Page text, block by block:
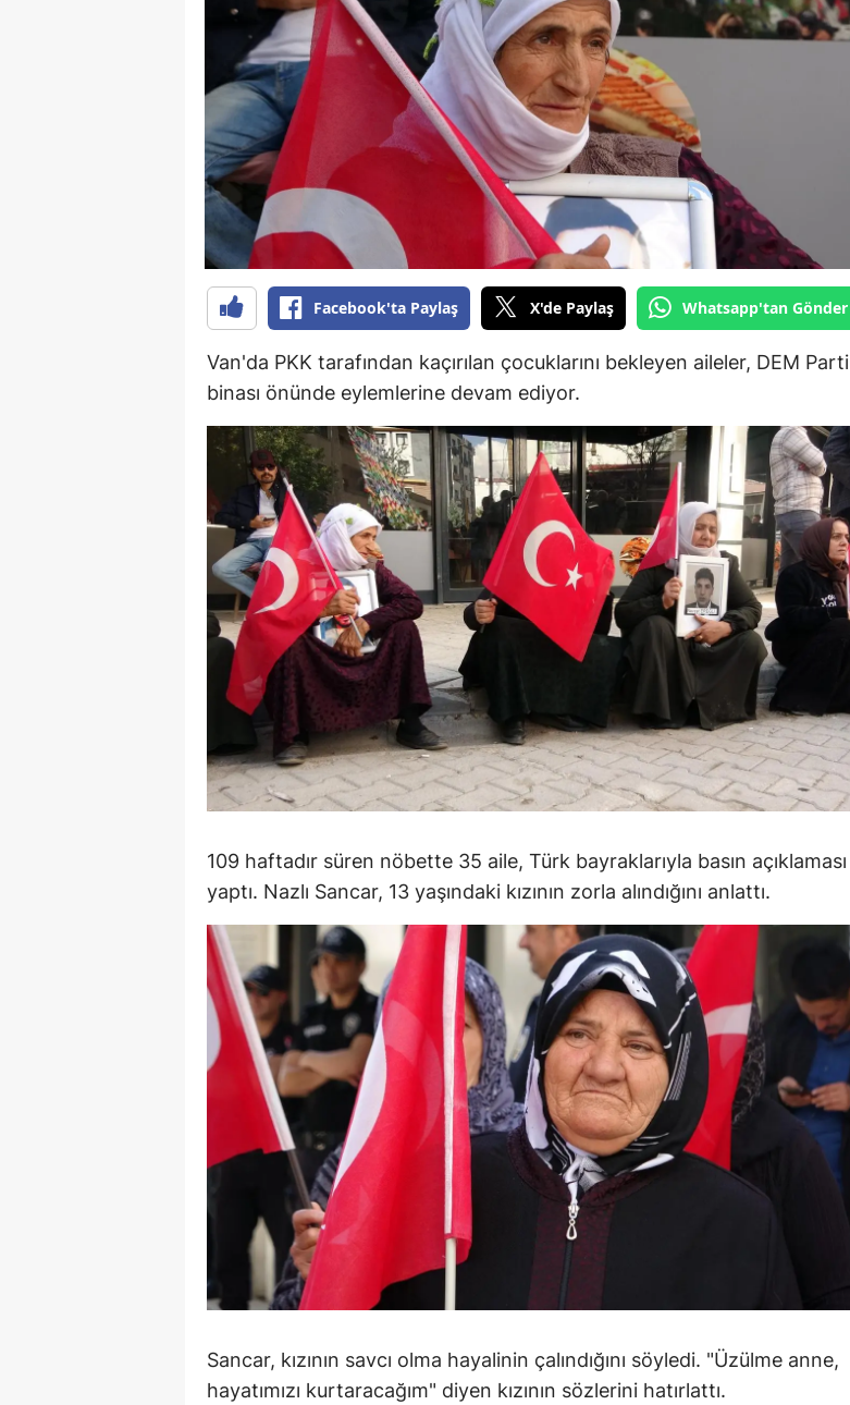
Bilecik
Bingöl
Bitlis
Bolu
Burdur
Çanakkale
Çankırı
Çorum
Denizli
Diyarbakır
Edirne
Elazığ
Erzincan
Eskişehir
Gaziantep
Giresun
Hakkari
Isparta
Mersin
İstanbul
İzmir
Kars
Kastamonu
Kocaeli
Facebook'ta Paylaş X'de Paylaş Whatsapp'tan Gönder
Van'da PKK tarafından kaçırılan çocuklarını bekleyen aileler, DEM Parti
binası önünde eylemlerine devam ediyor.
109 haftadır süren nöbette 35 aile, Türk bayraklarıyla basın açıklaması
yaptı. Nazlı Sancar, 13 yaşındaki kızının zorla alındığını anlattı.
Sancar, kızının savcı olma hayalinin çalındığını söyledi. "Üzülme anne,
hayatımızı kurtaracağım" diyen kızının sözlerini hatırlattı.